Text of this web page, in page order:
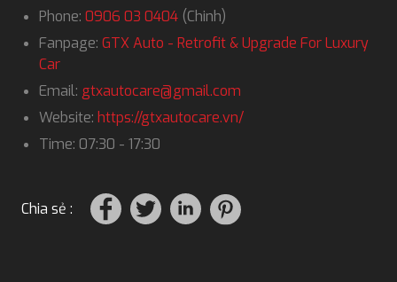
Phone: 0906 03 0404 (Chinh)
Fanpage: GTX Auto - Retrofit & Upgrade For Luxury
Car
Email: gtxautocare@gmail.com
Website: https://gtxautocare.vn/
Time: 07:30 - 17:30
Chia sẻ :